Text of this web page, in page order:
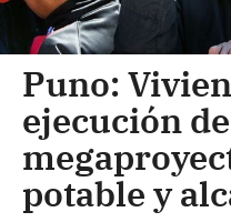
Puno:
ejecución
potable y